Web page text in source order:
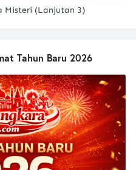
Misteri (Lanjutan 3)
Tahun Baru 2026